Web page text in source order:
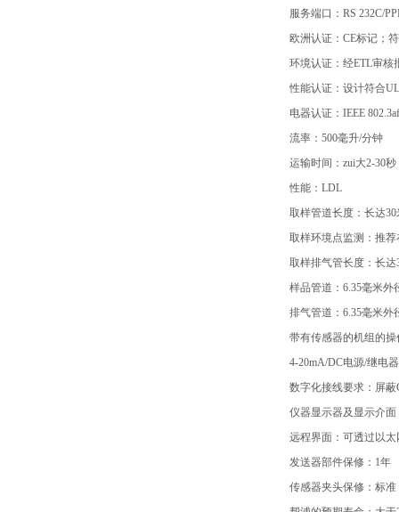
服务端口：RS 232C/
欧洲认证：CE标记；
环境认证：经ETL审核
性能认证：设计符合
电器认证：IEEE
流率：500毫升/分钟
运输时间：zui大2-30秒
性能：LDL
取样管道长度：长达
取样环境点监测：推
取样排气管长度：长达
样品管道：6.35毫米外
排气管道：6.35毫米外
带有传感器的机组的
4-20mA/DC电源/继电
数字化接线要求：屏蔽
仪器显示器及显示介
远程界面：可透过以
发送器部件保修：1年
传感器夹头保修：标